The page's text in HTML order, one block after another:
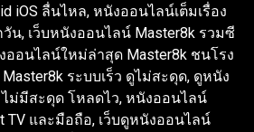
iOS ลื่นไหล, หนังออนไลน์เต็มเรื่อง
น, เว็บหนังออนไลน์ Master8k รวมซี
ออนไลน์ใหม่ล่าสุด Master8k ชนโรง
ระบบเร็ว ดูไม่สะดุด, ดูหนัง
ม่มีสะดุด โหลดไว, หนังออนไลน์
TV และมือถือ, เว็บดูหนังออนไลน์